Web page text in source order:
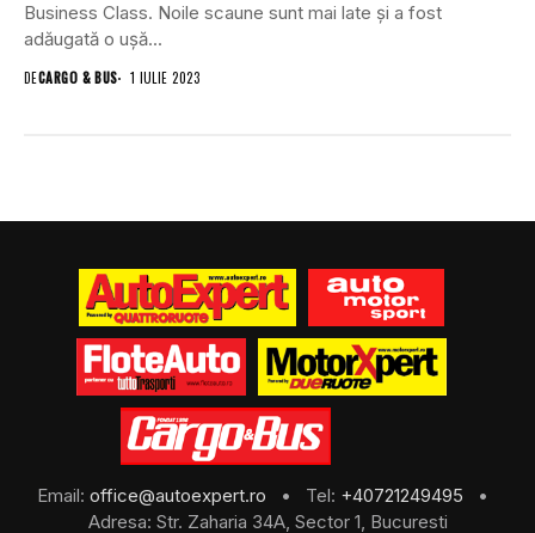
Business Class. Noile scaune sunt mai late și a fost
adăugată o ușă...
DECARGO & BUS 1 IULIE 2023
Email: office@autoexpert.ro • Tel: +40721249495
•
Adresa: Str. Zaharia 34A, Sector 1, Bucuresti